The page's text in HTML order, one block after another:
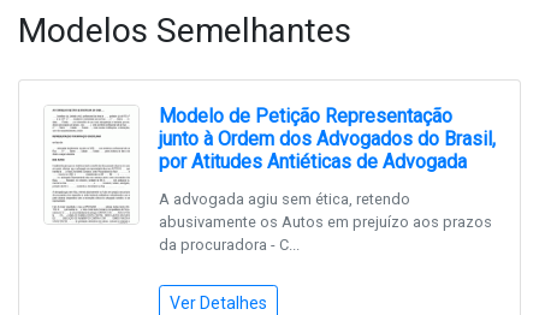
Modelos Semelhantes
Modelo de Petição Representação
junto à Ordem dos Advogados do Brasil,
por Atitudes Antiéticas de Advogada
A advogada agiu sem ética, retendo
abusivamente os Autos em prejuízo aos prazos
da procuradora - C...
Ver Detalhes